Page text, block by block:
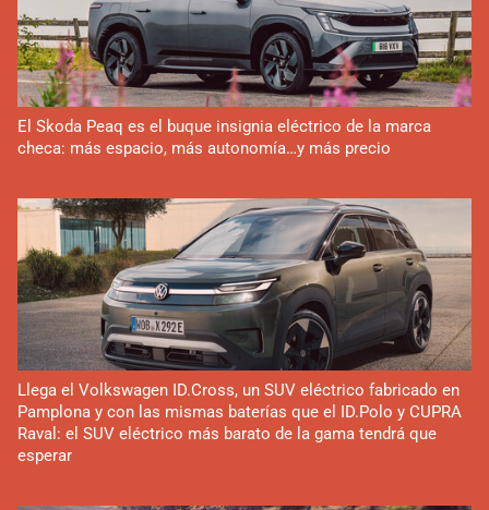
El Skoda Peaq es el buque insignia eléctrico de la marca
checa: más espacio, más autonomía…y más precio
Llega el Volkswagen ID.Cross, un SUV eléctrico fabricado en
Pamplona y con las mismas baterías que el ID.Polo y CUPRA
Raval: el SUV eléctrico más barato de la gama tendrá que
esperar